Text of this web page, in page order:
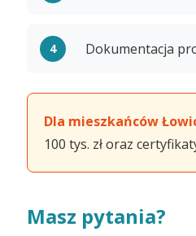
Dokumentacja
Dla mieszkańców
100 tys. zł oraz
Masz pytania?